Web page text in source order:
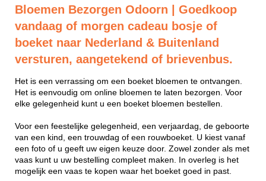
Bloemen Bezorgen Odoorn | Goedkoop
vandaag of morgen cadeau bosje of
boeket naar Nederland & Buitenland
versturen, aangetekend of brievenbus.
Het is een verrassing om een boeket bloemen te ontvangen.
Het is eenvoudig om online bloemen te laten bezorgen. Voor
elke gelegenheid kunt u een boeket bloemen bestellen.
Voor een feestelijke gelegenheid, een verjaardag, de geboorte
van een kind, een trouwdag of een rouwboeket. U kiest vanaf
een foto of u geeft uw eigen keuze door. Zowel zonder als met
vaas kunt u uw bestelling compleet maken. In overleg is het
mogelijk een vaas te kopen waar het boeket goed in past.